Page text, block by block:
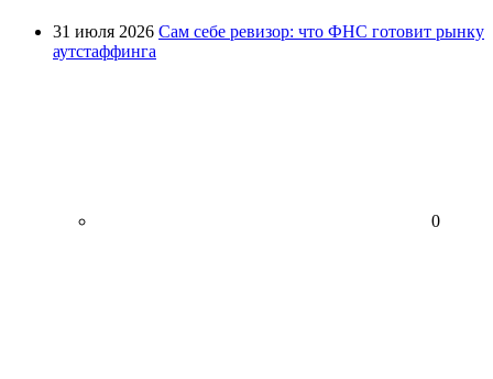
31 июля 2026 Сам себе ревизор: что ФНС готовит рынку
аутстаффинга
0